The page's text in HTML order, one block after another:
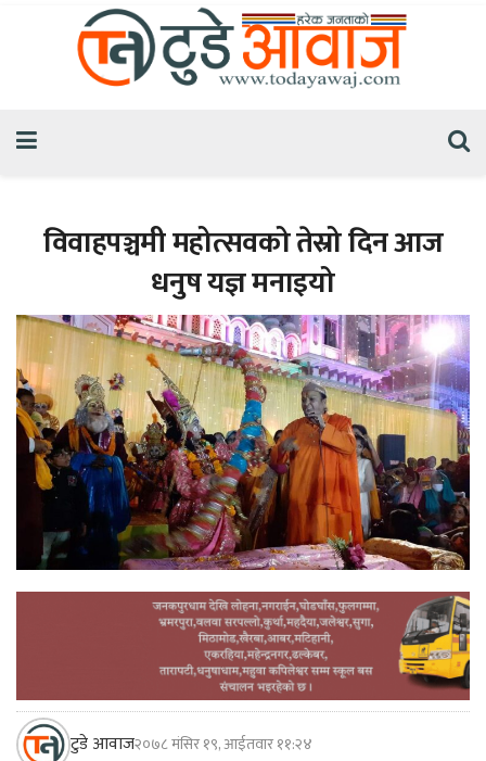
विवाहपञ्चमी महोत्सवको तेस्रो दिन आज
धनुष यज्ञ मनाइयो
टुडे आवाज२०७८ मंसिर १९, आईतवार ११:२४